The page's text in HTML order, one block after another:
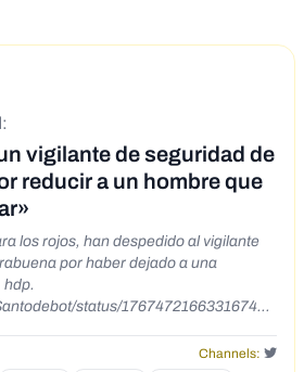
vigilante de seguridad de
reducir a un hombre que
los rojos, han despedido al vigilante
por haber dejado a una
hdp.
status/176747216633167495
status/1766795634827239450
Channels: